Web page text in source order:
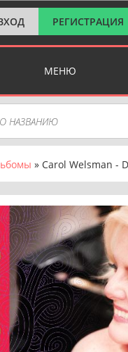
РЕГИСТРАЦИЯ
МЕНЮ
» Carol Welsman - Dance with Me